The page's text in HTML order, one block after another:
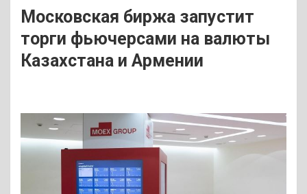
Московская биржа запустит
торги фьючерсами на валюты
Казахстана и Армении